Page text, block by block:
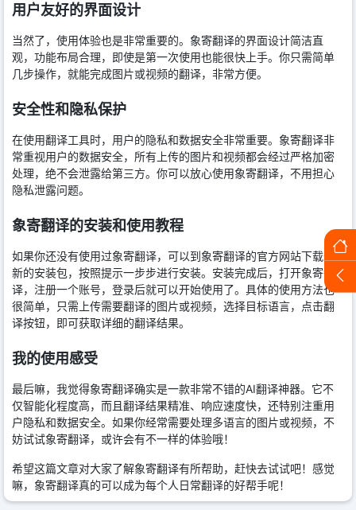
用户友好的界面设计
当然了，使用体验也是非常重要的。象寄翻译的界面设计简洁直
观，功能布局合理，即使是第一次使用也能很快上手。你只需简单
几步操作，就能完成图片或视频的翻译，非常方便。
安全性和隐私保护
在使用翻译工具时，用户的隐私和数据安全非常重要。象寄翻译非
常重视用户的数据安全，所有上传的图片和视频都会经过严格加密
处理，绝不会泄露给第三方。你可以放心使用象寄翻译，不用担心
隐私泄露问题。
象寄翻译的安装和使用教程
如果你还没有使用过象寄翻译，可以到象寄翻译的官方网站下载最
新的安装包，按照提示一步步进行安装。安装完成后，打开象寄翻
译，注册一个账号，登录后就可以开始使用了。具体的使用方法也
很简单，只需上传需要翻译的图片或视频，选择目标语言，点击翻
译按钮，即可获取详细的翻译结果。
我的使用感受
最后嘛，我觉得象寄翻译确实是一款非常不错的AI翻译神器。它不
仅智能化程度高，而且翻译结果精准、响应速度快，还特别注重用
户隐私和数据安全。如果你经常需要处理多语言的图片或视频，不
妨试试象寄翻译，或许会有不一样的体验哦！
希望这篇文章对大家了解象寄翻译有所帮助，赶快去试试吧！感觉
嘛，象寄翻译真的可以成为每个人日常翻译的好帮手呢！